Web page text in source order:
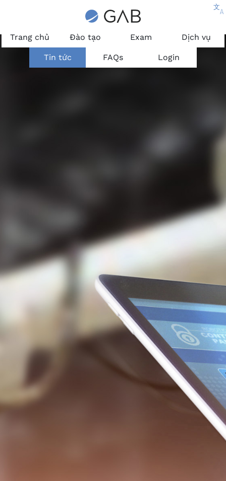
文
A
Trang chủ Đào tạo Exam Dịch vụ
Tin tức FAQs Login